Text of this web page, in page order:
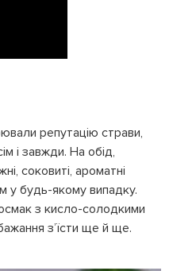
репутацію страви,
і завжди. На обід,
соковиті, ароматні
у будь-якому випадку.
з кисло-солодкими
з’їсти ще й ще.